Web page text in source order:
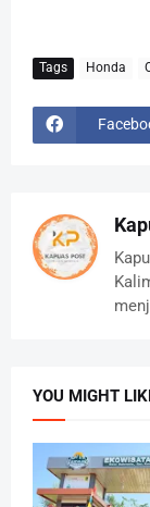
Tags Honda
YOU MIGHT